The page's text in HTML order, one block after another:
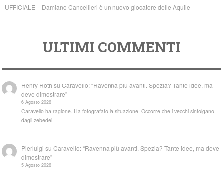
UFFICIALE – Damiano Cancellieri è un nuovo giocatore delle Aquile
ULTIMI COMMENTI
Henry Roth suCaravello: “Ravenna più avanti. Spezia? Tante idee, ma
deve dimostrare”
6 Agosto 2026
Caravello ha ragione. Ha fotografato la situazione. Occorre che i vecchi sintolgano
dagli zebedei!
Pierluigi suCaravello: “Ravenna più avanti. Spezia? Tante idee, ma deve
dimostrare”
5 Agosto 2026